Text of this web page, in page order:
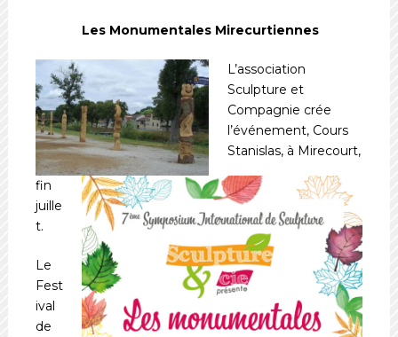
Les Monumentales Mirecurtiennes
L’association
Sculpture et
Compagnie crée
l’événement, Cours
Stanislas, à Mirecourt,
fin
juille
t.
Le
Fest
ival
de